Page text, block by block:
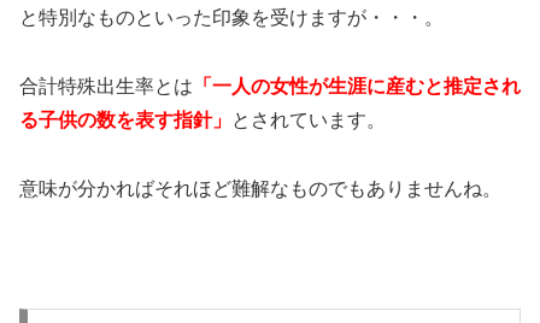
と特別なものといった印象を受けますが・・・。
合計特殊出生率とは 「一人の女性が生涯に産むと推定され
る子供の数を表す指針」 とされています。
意味が分かればそれほど難解なものでもありませんね。